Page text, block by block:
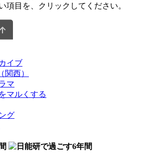
項目を、クリックしてください。
イブ
関西）
マ
マルくする
グ